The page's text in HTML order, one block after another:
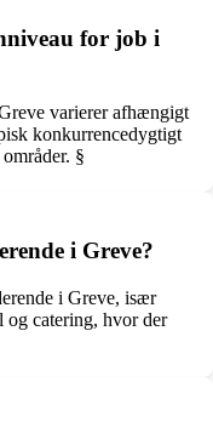
for job i
varierer afhængigt
konkurrencedygtigt
§
i Greve?
i Greve, især
og catering, hvor der